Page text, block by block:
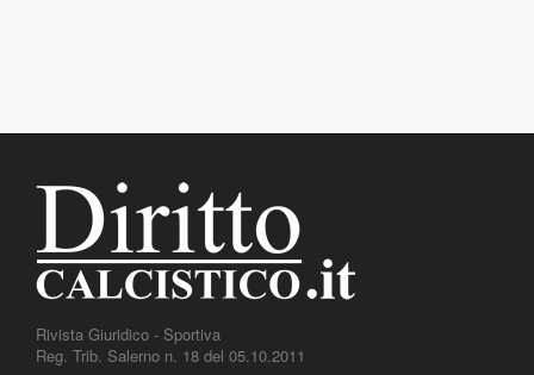
Rivista Giuridico - Sportiva
Reg. Trib. Salerno n. 18 del 05.10.2011